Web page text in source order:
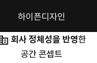
하이픈디자인
회사 정체성을 반영한
공간 콘셉트